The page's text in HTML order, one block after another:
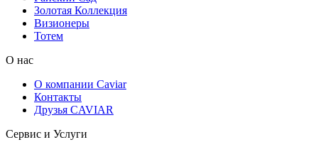
Золотая Коллекция
Визионеры
Тотем
О нас
О компании Caviar
Контакты
Друзья CAVIAR
Сервис и Услуги